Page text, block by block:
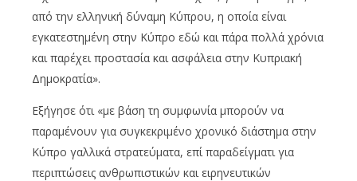
από την ελληνική δύναμη Κύπρου, η οποία είναι
εγκατεστημένη στην Κύπρο εδώ και πάρα πολλά χρόνια
και παρέχει προστασία και ασφάλεια στην Κυπριακή
Δημοκρατία».
Εξήγησε ότι «με βάση τη συμφωνία μπορούν να
παραμένουν για συγκεκριμένο χρονικό διάστημα στην
Κύπρο γαλλικά στρατεύματα, επί παραδείγματι για
περιπτώσεις ανθρωπιστικών και ειρηνευτικών